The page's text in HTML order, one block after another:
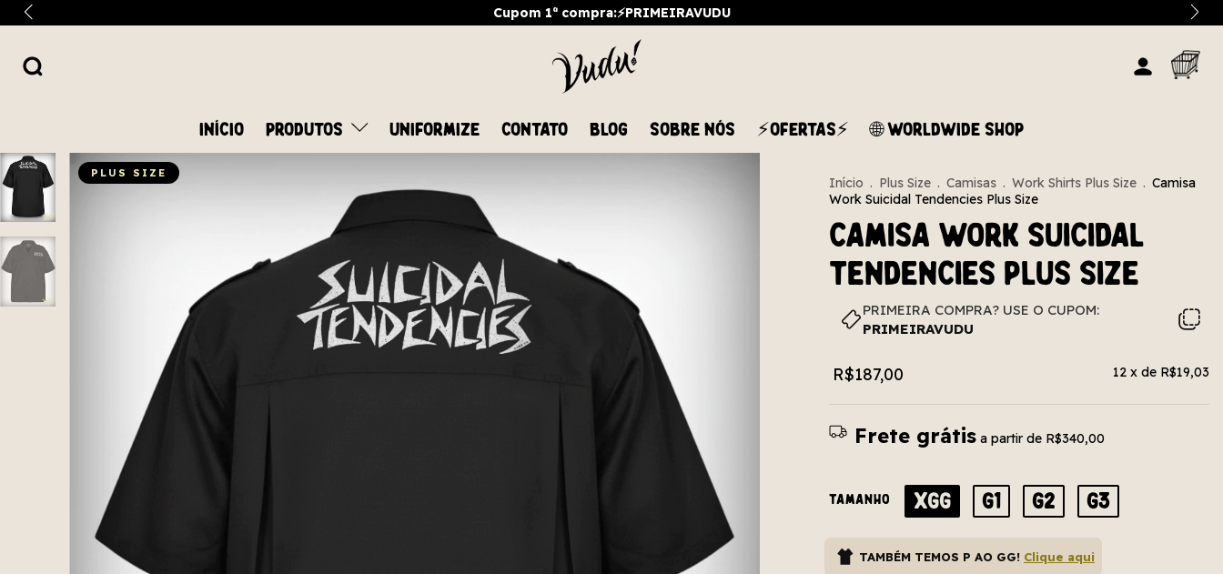
Cupom 1ª compra:⚡PRIMEIRAVUDU
INÍCIO PRODUTOS UNIFORMIZE CONTATO BLOG SOBRE NÓS ⚡OFERTAS⚡ 🌐 WORLDWIDE SHOP
PLUS SIZE
Início . Plus Size . Camisas . Work Shirts Plus Size . Camisa
Work Suicidal Tendencies Plus Size
Camisa Work Suicidal
Tendencies Plus Size
PRIMEIRA COMPRA? USE O CUPOM:
PRIMEIRAVUDU
R$187,00 12 x de R$19,03
Frete grátis a partir de R$340,00
TAMANHO XGG G1 G2 G3
TAMBÉM TEMOS P AO GG! Clique aqui